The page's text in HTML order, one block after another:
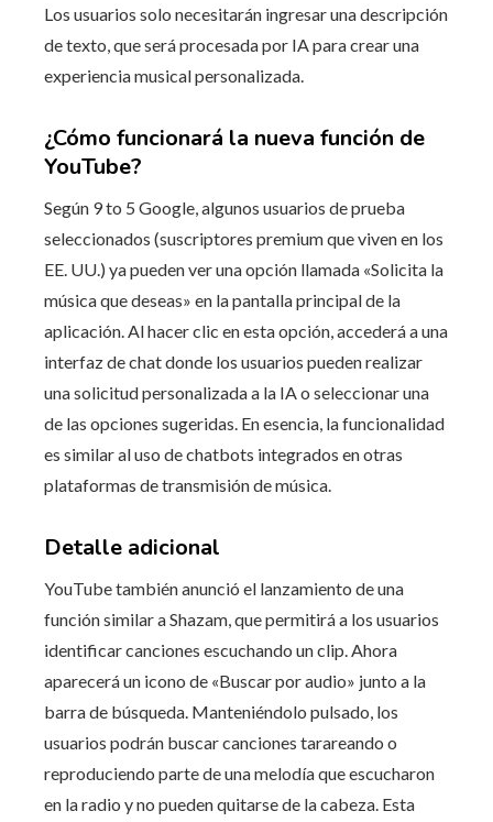
Los usuarios solo necesitarán ingresar una descripción
de texto, que será procesada por IA para crear una
experiencia musical personalizada.
¿Cómo funcionará la nueva función de
YouTube?
Según 9 to 5 Google, algunos usuarios de prueba
seleccionados (suscriptores premium que viven en los
EE. UU.) ya pueden ver una opción llamada «Solicita la
música que deseas» en la pantalla principal de la
aplicación. Al hacer clic en esta opción, accederá a una
interfaz de chat donde los usuarios pueden realizar
una solicitud personalizada a la IA o seleccionar una
de las opciones sugeridas. En esencia, la funcionalidad
es similar al uso de chatbots integrados en otras
plataformas de transmisión de música.
Detalle adicional
YouTube también anunció el lanzamiento de una
función similar a Shazam, que permitirá a los usuarios
identificar canciones escuchando un clip. Ahora
aparecerá un icono de «Buscar por audio» junto a la
barra de búsqueda. Manteniéndolo pulsado, los
usuarios podrán buscar canciones tarareando o
reproduciendo parte de una melodía que escucharon
en la radio y no pueden quitarse de la cabeza. Esta